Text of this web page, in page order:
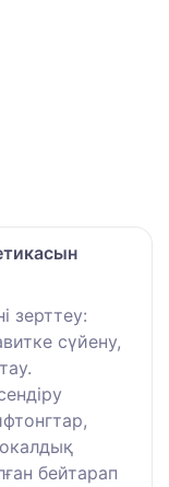
зерттеу:
сүйену,
бейтарап